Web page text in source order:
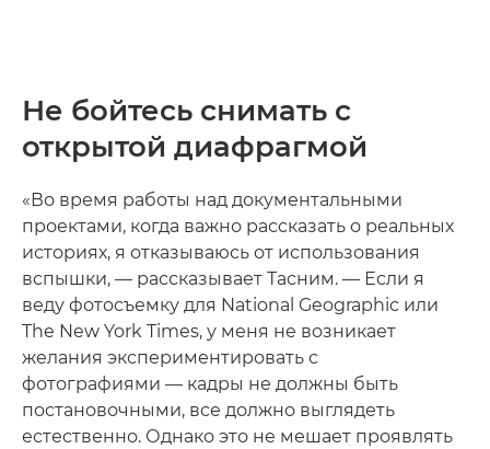
Не бойтесь снимать с
открытой диафрагмой
«Во время работы над документальными
проектами, когда важно рассказать о реальных
историях, я отказываюсь от использования
вспышки, — рассказывает Тасним. — Если я
веду фотосъемку для National Geographic или
The New York Times, у меня не возникает
желания экспериментировать с
фотографиями — кадры не должны быть
постановочными, все должно выглядеть
естественно. Однако это не мешает проявлять